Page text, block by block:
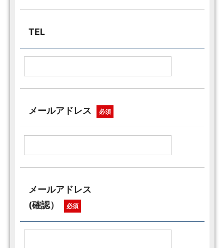
TEL
メールアドレス 必須
メールアドレス
(確認）
必須